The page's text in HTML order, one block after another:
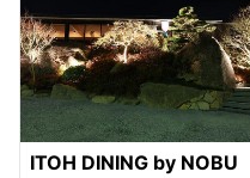
ITOH DINING by NOBU